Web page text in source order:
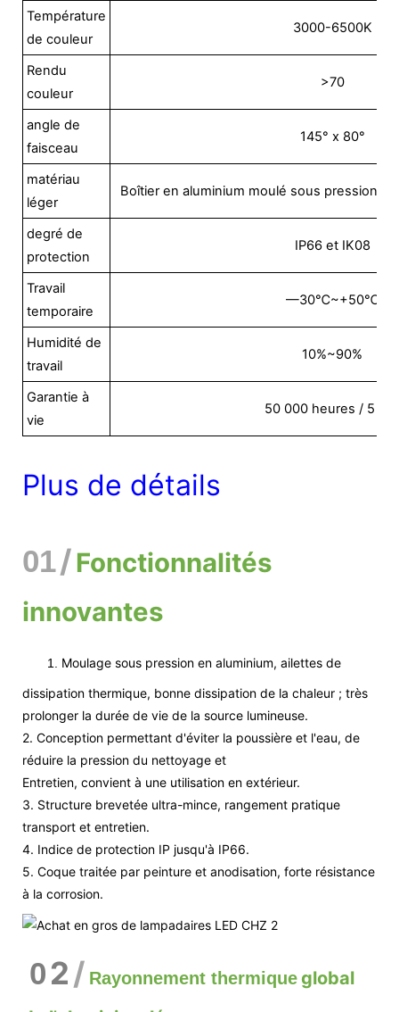
Température
de couleur
3000-6500K
Rendu
couleur
>70
angle de
faisceau
145° x 80°
matériau
léger
Boîtier en aluminium moulé sous pression +
degré de
protection
IP66 et IK08
Travail
temporaire
—30℃~+50℃
Humidité de
travail
10%~90%
Garantie à
vie
50 000 heures / 5
Plus de détails
01/Fonctionnalités
innovantes
1.
Moulage sous pression en aluminium, ailettes de
dissipation thermique, bonne dissipation de la chaleur ; très
prolonger la durée de vie de la source lumineuse.
2. Conception permettant d'éviter la poussière et l'eau, de
réduire la pression du nettoyage et
Entretien, convient à une utilisation en extérieur.
3. Structure brevetée ultra-mince, rangement pratique
transport et entretien.
4. Indice de protection IP jusqu'à IP66.
5. Coque traitée par peinture et anodisation, forte résistance
à la corrosion.
02/ Rayonnement thermiqueglobal